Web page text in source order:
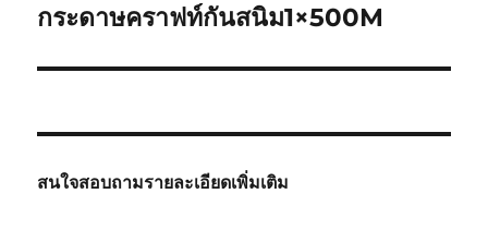
Next
กระดาษคราฟท์กันสนิม1×500M
สนใจสอบถามรายละเอียดเพิ่มเติม